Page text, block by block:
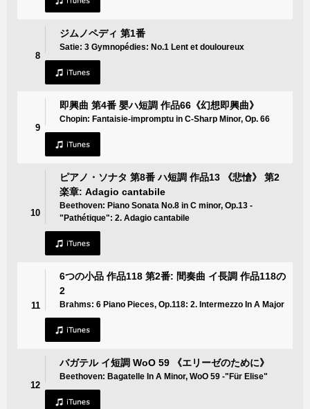
8
ジムノペディ 第1番
Satie: 3 Gymnopédies: No.1 Lent et douloureux
9
即興曲 第4番 嬰ハ短調 作品66《幻想即興曲》
Chopin: Fantaisie-impromptu in C-Sharp Minor, Op. 66
10
ピアノ・ソナタ 第8番 ハ短調 作品13 《悲愴》 第2
楽章: Adagio cantabile
Beethoven: Piano Sonata No.8 in C minor, Op.13 -
"Pathétique": 2. Adagio cantabile
11
6つの小品 作品118 第2番: 間奏曲 イ長調 作品118の
2
Brahms: 6 Piano Pieces, Op.118: 2. Intermezzo In A Major
12
バガテル イ短調 WoO 59 《エリーゼのために》
Beethoven: Bagatelle In A Minor, WoO 59 -"Für Elise"